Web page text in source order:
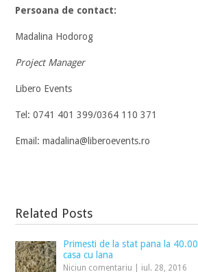
Persoana de contact:
Madalina Hodorog
Project Manager
Libero Events
Tel: 0741 401 399/0364 110 371
Email: madalina@liberoevents.ro
Related Posts
Primesti de la stat pana la
casa cu lana
Niciun comentariu iul. 28, 2016